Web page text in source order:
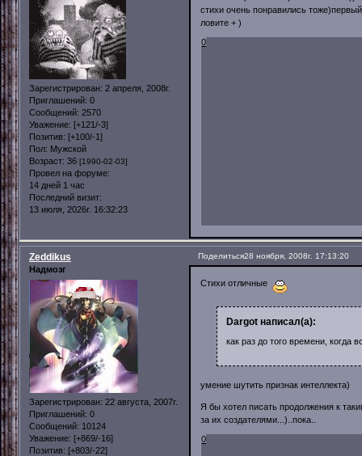
Зарегистрирован: 2 апреля, 2008г.
Приглашений: 0
Сообщений: 2570
Уважение: [+121/-3]
Позитив: [+100/-1]
Пол: Мужской
Возраст: 36 [1990-02-03]
Провел на форуме:
14 дней 1 час
Последний визит:
13 июля, 2026г. 16:32:23
стихи очень понравились
ловите + )
0
Поделиться28 ноября, 2008г. 17:13:20
Zeddikus
Надмозг
Зарегистрирован: 22 августа, 2007г.
Приглашений: 0
Сообщений: 10124
Уважение: [+869/-16]
Позитив: [+803/-22]
Стихи отличные
Dargot написал(а):
как раз до того времени, когда
умение шутить признак интеллекта)
Я бы хотел писать продолжения к
за их создателями...)..пока..
0